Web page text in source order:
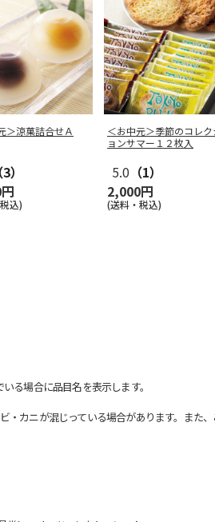
＞涼菓詰合せＡ
（3）
込)
＜お中元＞季節のコレク
ョンサマー１２枚入
5.0 （1）
2,000円
(送料・税込)
る場合に品目名を表示します。
ニが混じっている場合があります。また